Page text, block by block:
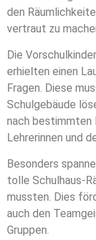
den
vertraut zu
Die
erhielten einen
Fragen. Diese
Schulgebäude
nach bestimmten
Lehrerinnen und
Besonders
tolle Schulhaus-
mussten. Dies
auch den
Gruppen.